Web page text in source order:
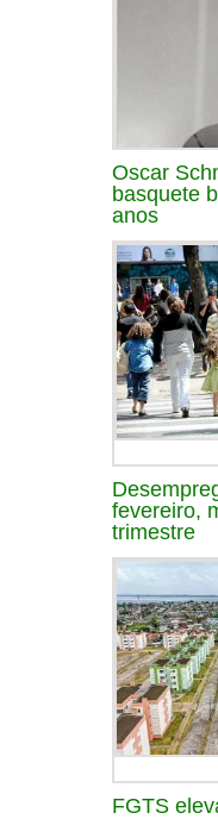
Oscar
basquete
anos
fevereiro,
trimestre
FGTS